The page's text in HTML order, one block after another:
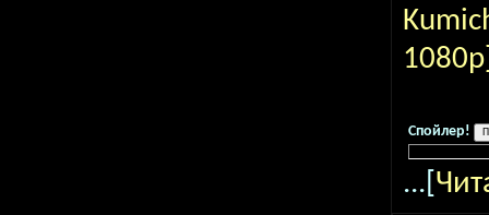
Спойлер!
...[